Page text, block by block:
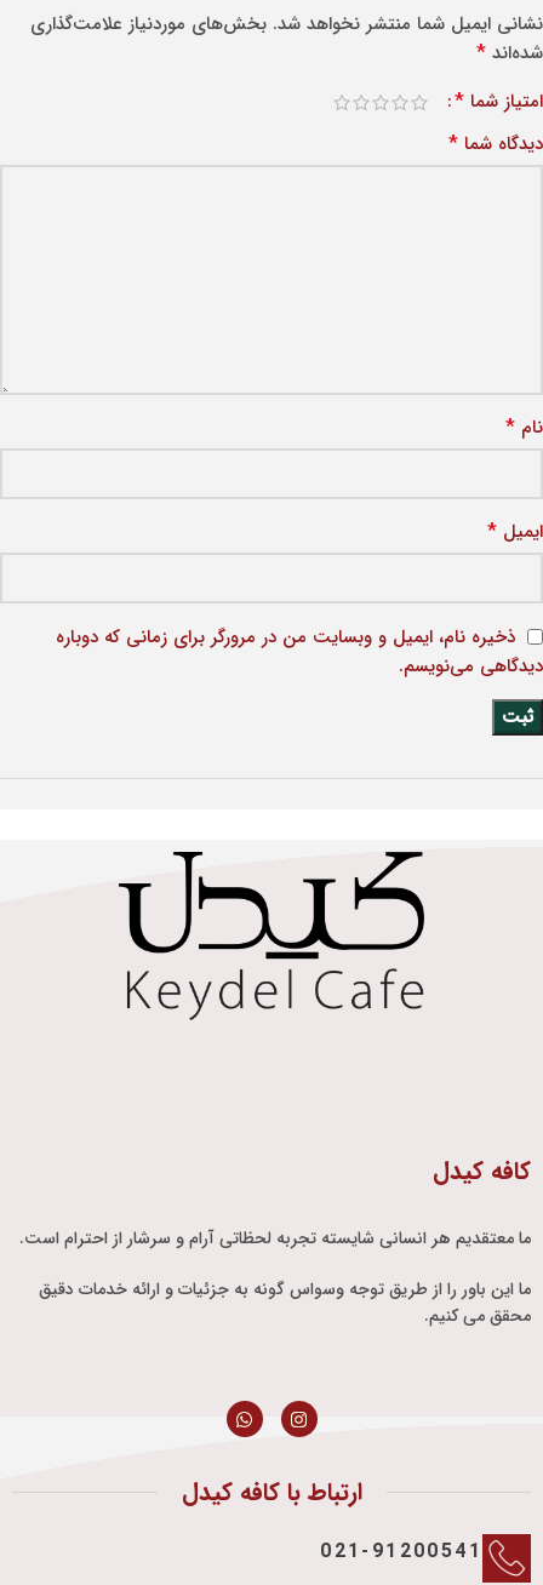
نشانی ایمیل شما منتشر نخواهد شد. بخش‌های موردنیاز علامت‌گذاری
شده‌اند *
امتیاز شما *
دیدگاه شما *
نام *
ایمیل *
ذخیره نام، ایمیل و وبسایت من در مرورگر برای زمانی که دوباره
دیدگاهی می‌نویسم.
کافه کیدل
ما معتقدیم هر انسانی شایسته تجربه لحظاتی آرام و سرشار از احترام است.
ما این باور را از طریق توجه وسواس گونه به جزئیات و ارائه خدمات دقیق
محقق می کنیم.
ارتباط با کافه کیدل
021-91200541